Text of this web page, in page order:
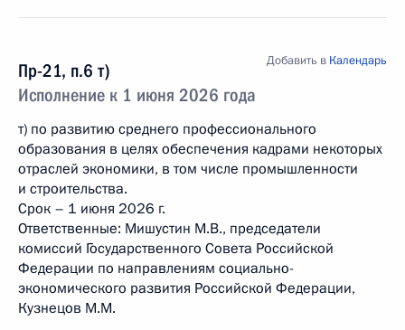
Пр-21, п.6 т)
Исполнение к 1 июня 2026 года
Добавить в Календарь
т) по развитию среднего профессионального
образования в целях обеспечения кадрами некоторых
отраслей экономики, в том числе промышленности
и строительства.
Срок – 1 июня 2026 г.
Ответственные: Мишустин М.В., председатели
комиссий Государственного Совета Российской
Федерации по направлениям социально-
экономического развития Российской Федерации,
Кузнецов М.М.